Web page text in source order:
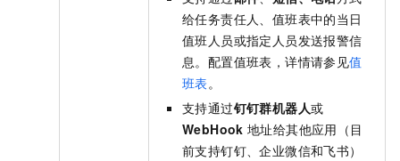
给任务责任人、值班表中的当日
值班人员或指定人员发送报警信
息。配置值班表，详情请参见值
班表 。
支持通过钉钉群机器人或
WebHook 地址给其他应用（目
前支持钉钉、企业微信和飞书）